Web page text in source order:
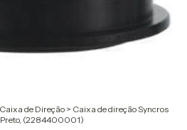
Caixa de Direção > Caixa de direção Syncros
Preto, (2284400001)